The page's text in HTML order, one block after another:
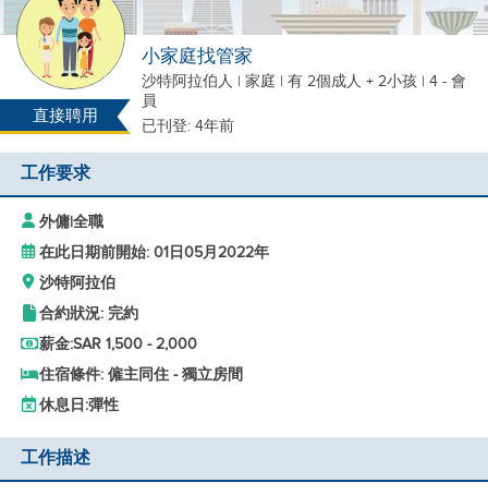
直接聘用
小家庭找管家
沙特阿拉伯人 | 家庭 | 有 2個成人 + 2小孩 | 4 - 會
員
已刊登: 4年前
工作要求
外傭|全職
在此日期前開始: 01日05月2022年
沙特阿拉伯
合約狀況: 完約
薪金:SAR 1,500 - 2,000
住宿條件: 僱主同住 - 獨立房間
休息日:彈性
工作描述